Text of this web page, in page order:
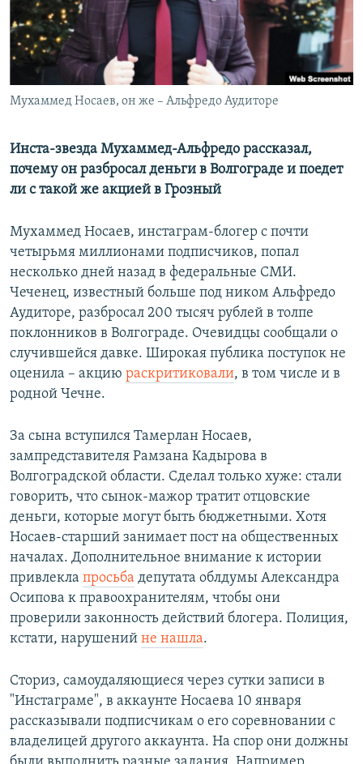
СОЦИАЛЬНЫЕ СЕТИ
Все сайты РСЕ/РС
Мухаммед Носаев, он же – Альфредо Аудиторе
Инста-звезда Мухаммед-Альфредо рассказал,
почему он разбросал деньги в Волгограде и поедет
ли с такой же акцией в Грозный
Мухаммед Носаев, инстаграм-блогер с почти
четырьмя миллионами подписчиков, попал
несколько дней назад в федеральные СМИ.
Чеченец, известный больше под ником Альфредо
Аудиторе, разбросал 200 тысяч рублей в толпе
поклонников в Волгограде. Очевидцы сообщали о
случившейся давке. Широкая публика поступок не
оценила – акцию раскритиковали, в том числе и в
родной Чечне.
За сына вступился Тамерлан Носаев,
зампредставителя Рамзана Кадырова в
Волгоградской области. Сделал только хуже: стали
говорить, что сынок-мажор тратит отцовские
деньги, которые могут быть бюджетными. Хотя
Носаев-старший занимает пост на общественных
началах. Дополнительное внимание к истории
привлекла просьба депутата облдумы Александра
Осипова к правоохранителям, чтобы они
проверили законность действий блогера. Полиция,
кстати, нарушений не нашла.
Сториз, самоудаляющиеся через сутки записи в
"Инстаграме", в аккаунте Носаева 10 января
рассказывали подписчикам о его соревновании с
владелицей другого аккаунта. На спор они должны